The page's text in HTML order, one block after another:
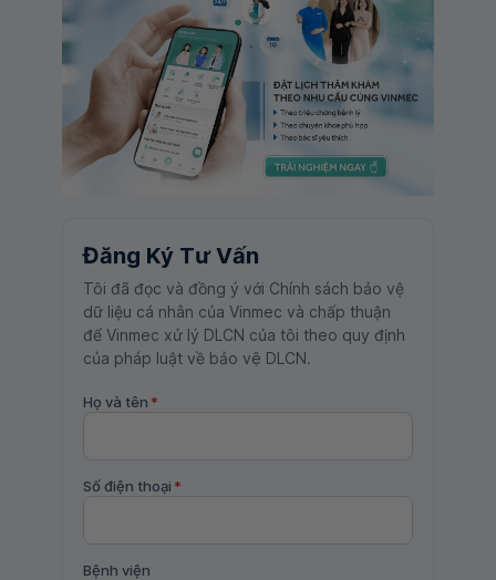
Đăng Ký Tư Vấn
Tôi đã đọc và đồng ý với Chính sách bảo vệ
dữ liệu cá nhân của Vinmec và chấp thuận
để Vinmec xử lý DLCN của tôi theo quy định
của pháp luật về bảo vệ DLCN.
Họ và tên *
Số điện thoại *
Bệnh viện